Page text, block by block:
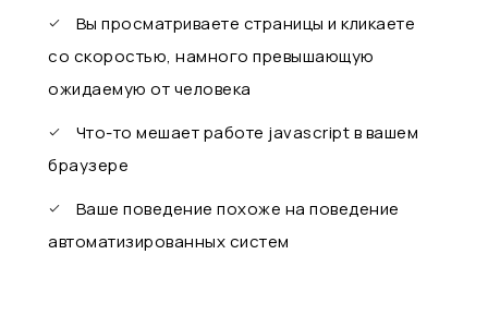
Вы просматриваете страницы и кликаете
со скоростью, намного превышающую
ожидаемую от человека
Что-то мешает работе javascript в вашем
браузере
Ваше поведение похоже на поведение
автоматизированных систем